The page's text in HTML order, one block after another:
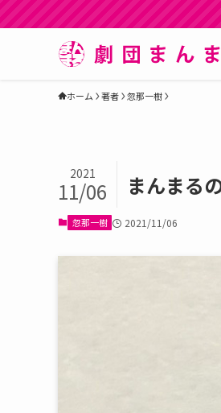
ホーム 著者 忽那一樹
まんまる
2021
11/06
忽那一樹 2021/11/06